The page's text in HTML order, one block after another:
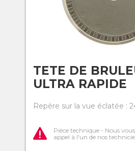
TETE DE
ULTRA RAPIDE
Repère sur la vue éclatée :
Pièce technique - Nous
appel à l'un de nos